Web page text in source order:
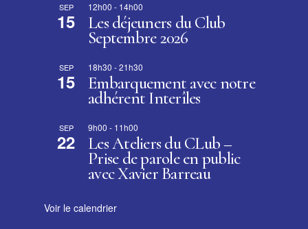
SEP
15
12h00 - 14h00
Les déjeuners du Club
Septembre 2026
SEP
15
18h30 -21h30
Embarquement avec notre
adhérent Interîles
SEP
22
9h00 - 11h00
Les Ateliers du CLub –
Prise de parole en public
avec Xavier Barreau
Voir le calendrier